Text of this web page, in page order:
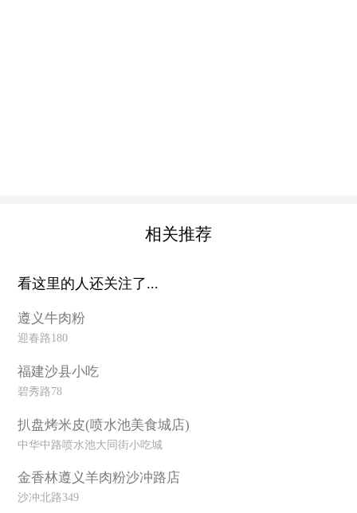
相关推荐
看这里的人还关注了...
遵义牛肉粉
迎春路180
福建沙县小吃
碧秀路78
扒盘烤米皮(喷水池美食城店)
中华中路喷水池大同街小吃城
金香林遵义羊肉粉沙冲路店
沙冲北路349